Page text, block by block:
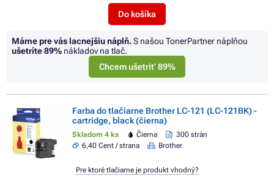
Do košíka
Máme pre vás lacnejšiu náplň.S našou TonerPartner náplňou
ušetríte89% nákladov na tlač.
Chcem ušetriť 89%
Farba do tlačiarne Brother LC-121 (LC-121BK) -
cartridge, black (čierna)
Skladom 4 ks Čierna
300 strán
6,40 Cent / strana
Brother
Pre ktoré tlačiarne je produkt vhodný?